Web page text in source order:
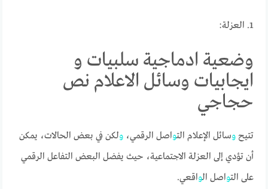
1. العزلة:
وضعية ادماجية سلبيات و
ايجابيات وسائل الاعلام نص
حجاجي
تتيحوسائل الإعلام التواصل الرقمي،ولكن في بعض الحالات، يمكن
أن تؤدي إلى العزلة الاجتماعية، حيث يفضل البعض التفاعل الرقمي
على التواصل الواقعي.